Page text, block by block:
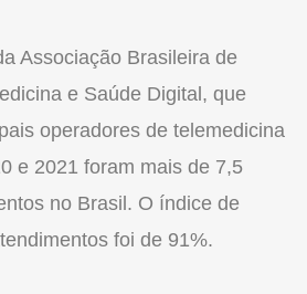
Associação Brasileira de
e Saúde Digital, que
operadores de telemedicina
e 2021 foram mais de 7,5
no Brasil. O índice de
foi de 91%.